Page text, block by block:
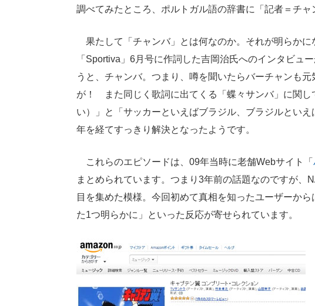
調べてみたところ、ポルトガル語の辞書に「記者＝チャ
果たして「チャンバ」とは何なのか。それが明らか
「Sportiva」6月号に作詞した吉岡治氏へのインタビュ
うと、チャンバ。つまり、噂を聞いたらバーチャンも
が！ また同じく歌詞に出てくる「蝶々サンバ」に関し
い）」と「サッカーといえばブラジル、ブラジルとい
年を経てすっきり解決となったようです。
これらのエピソードは、09年当時に老舗Webサイト「
まとめられています。つまり3年前の話題なのですが、
目を集めた模様。今回初めて真相を知ったユーザーか
た1つ明らかに」といった反応が寄せられています。